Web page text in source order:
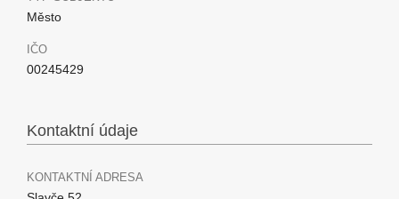
Město
IČO
00245429
Kontaktní údaje
KONTAKTNÍ ADRESA